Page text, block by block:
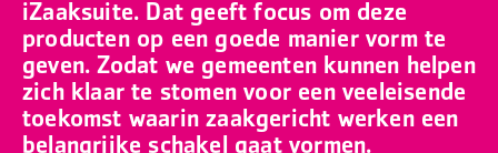
iZaaksuite. Dat geeft focus om deze
producten op een goede manier vorm te
geven. Zodat we gemeenten kunnen helpen
zich klaar te stomen voor een veeleisende
toekomst waarin zaakgericht werken een
belangrijke schakel gaat vormen.